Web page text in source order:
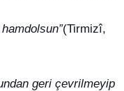
(Tirmizî,
geri çevrilmeyip